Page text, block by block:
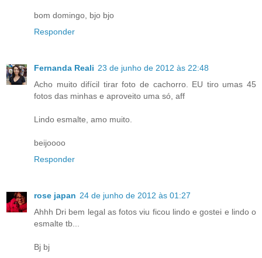
bom domingo, bjo bjo
Responder
Fernanda Reali 23 de junho de 2012 às 22:48
Acho muito difícil tirar foto de cachorro. EU tiro umas 45
fotos das minhas e aproveito uma só, aff
Lindo esmalte, amo muito.
beijoooo
Responder
rose japan 24 de junho de 2012 às 01:27
Ahhh Dri bem legal as fotos viu ficou lindo e gostei e lindo o
esmalte tb...
Bj bj